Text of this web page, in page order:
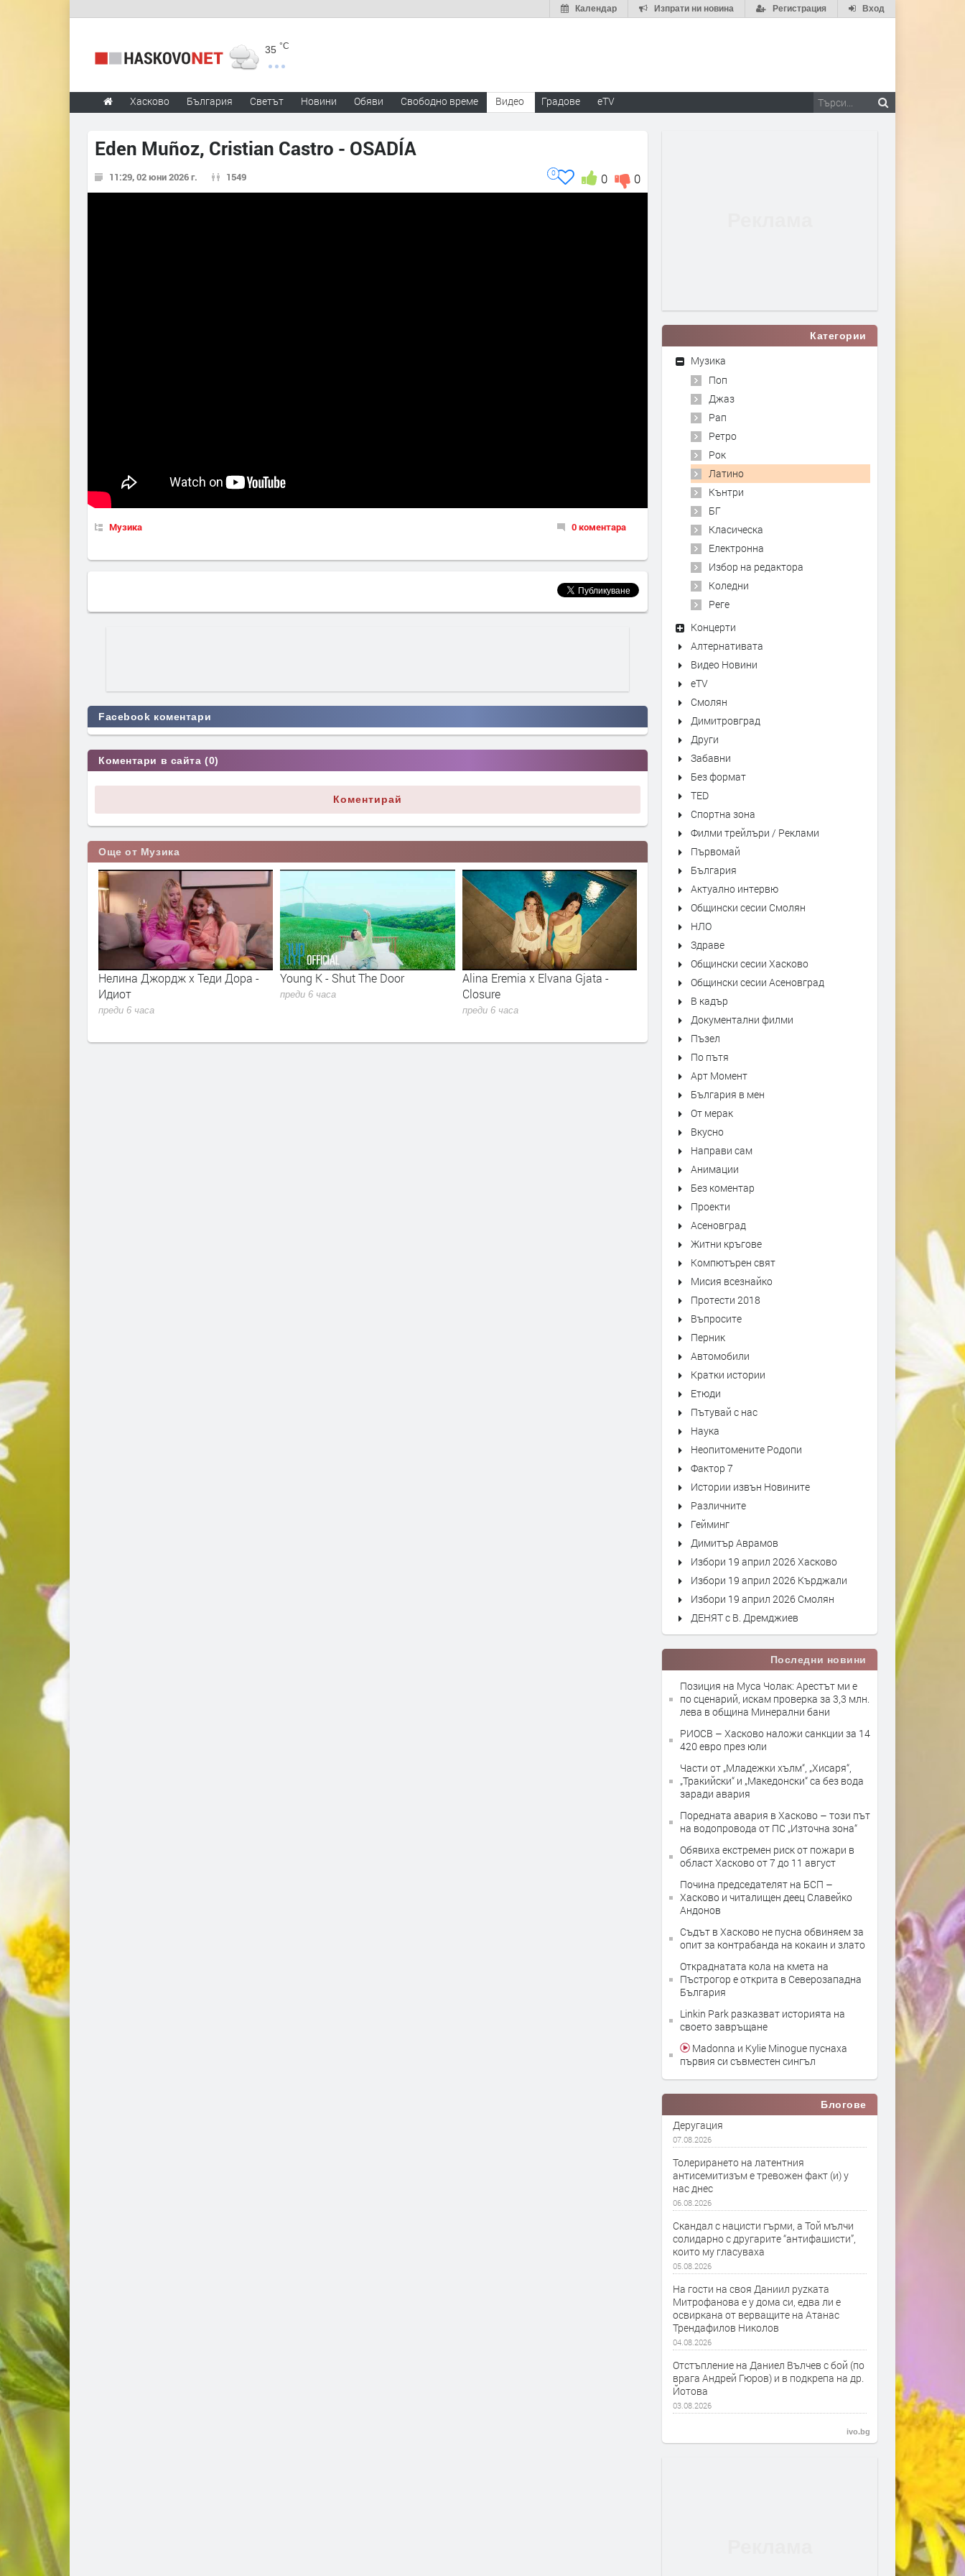
Вход
Регистрация
Изпрати ни новина
Календар
35 °C
Хасково България Светът Новини Обяви Свободно време Видео Градове eTV
Eden Muñoz, Cristian Castro - OSADÍA
11:29, 02 юни 2026 г. 1549 0
0
0
Музика 0 коментара
Facebook коментари
Коментари в сайта (0)
Коментирай
Още от Музика
Нелина Джордж x Теди Дора -
Идиот
преди 6 часа
Young K - Shut The Door
преди 6 часа
Alina Eremia x Elvana Gjata -
Closure
преди 6 часа
Kiss - Forever
Категории
Музика
Поп
Джаз
Рап
Ретро
Рок
Латино
Кънтри
БГ
Класическа
Електронна
Избор на редактора
Коледни
Реге
Концерти
Алтернативата
Видео Новини
eTV
Смолян
Димитровград
Други
Забавни
Без формат
TED
Спортна зона
Филми трейлъри / Реклами
Първомай
България
Актуално интервю
Общински сесии Смолян
НЛО
Здраве
Общински сесии Хасково
Общински сесии Асеновград
В кадър
Документални филми
Пъзел
По пътя
Арт Момент
България в мен
От мерак
Вкусно
Направи сам
Анимации
Без коментар
Проекти
Асеновград
Житни кръгове
Компютърен свят
Мисия всезнайко
Протести 2018
Въпросите
Перник
Автомобили
Кратки истории
Етюди
Пътувай с нас
Наука
Неопитомените Родопи
Фактор 7
Истории извън Новините
Различните
Гейминг
Димитър Аврамов
Избори 19 април 2026 Хасково
Избори 19 април 2026 Кърджали
Избори 19 април 2026 Смолян
ДЕНЯТ с В. Дремджиев
Последни новини
Позиция на Муса Чолак: Арестът ми е
по сценарий, искам проверка за 3,3 млн.
лева в община Минерални бани
РИОСВ – Хасково наложи санкции за 14
420 евро през юли
Части от „Младежки хълм“, „Хисаря“,
„Тракийски“ и „Македонски“ са без вода
заради авария
Поредната авария в Хасково – този път
на водопровода от ПС „Източна зона“
Обявиха екстремен риск от пожари в
област Хасково от 7 до 11 август
Почина председателят на БСП –
Хасково и читалищен деец Славейко
Андонов
Съдът в Хасково не пусна обвиняем за
опит за контрабанда на кокаин и злато
Откраднатата кола на кмета на
Пъстрогор е открита в Северозападна
България
Linkin Park разказват историята на
своето завръщане
Madonna и Kylie Minogue пуснаха
първия си съвместен сингъл
Блогове
Деругация
07.08.2026
Толерирането на латентния
антисемитизъм е тревожен факт (и) у
нас днес
06.08.2026
Скандал с нацисти гърми, а Той мълчи
солидарно с другарите “антифашисти”,
които му гласуваха
05.08.2026
На гости на своя Даниил руzката
Митрофанова е у дома си, едва ли е
освиркана от верващите на Атанас
Трендафилов Николов
04.08.2026
Отстъпление на Даниел Вълчев с бой (по
врага Андрей Гюров) и в подкрепа на др.
Йотова
03.08.2026
ivo.bg